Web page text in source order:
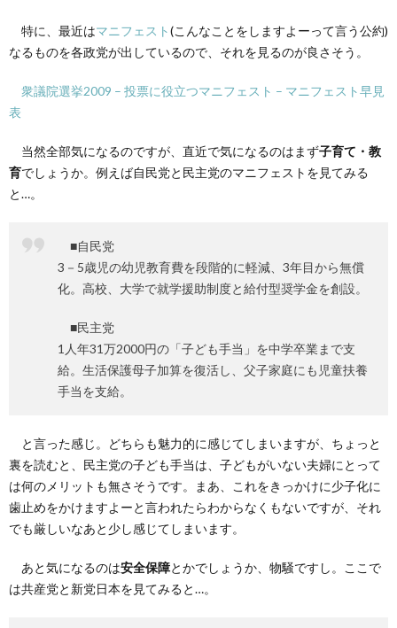
特に、最近はマニフェスト(こんなことをしますよーって言う公約)
なるものを各政党が出しているので、それを見るのが良さそう。
衆議院選挙2009 – 投票に役立つマニフェスト – マニフェスト早見
表
当然全部気になるのですが、直近で気になるのはまず子育て・教
育でしょうか。例えば自民党と民主党のマニフェストを見てみる
と…。
■自民党
3－5歳児の幼児教育費を段階的に軽減、3年目から無償
化。高校、大学で就学援助制度と給付型奨学金を創設。
■民主党
1人年31万2000円の「子ども手当」を中学卒業まで支
給。生活保護母子加算を復活し、父子家庭にも児童扶養
手当を支給。
と言った感じ。どちらも魅力的に感じてしまいますが、ちょっと
裏を読むと、民主党の子ども手当は、子どもがいない夫婦にとって
は何のメリットも無さそうです。まあ、これをきっかけに少子化に
歯止めをかけますよーと言われたらわからなくもないですが、それ
でも厳しいなあと少し感じてしまいます。
あと気になるのは安全保障とかでしょうか、物騒ですし。ここで
は共産党と新党日本を見てみると…。